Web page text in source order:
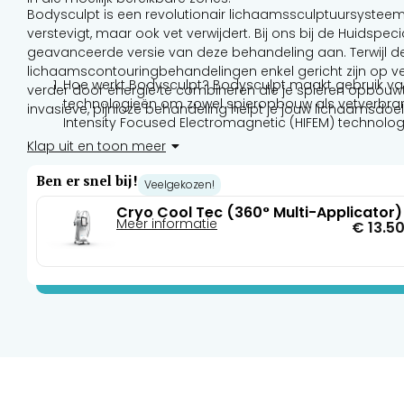
Bodysculpt is een revolutionair
verstevigt, maar ook vet verwijdert. Bij ons bij de
geavanceerde versie van deze behandeling aan. Terwijl
lichaamscontouringbehandelingen enkel gericht zijn op
verder door energie te combineren die je spieren
invasieve, pijnloze behandeling helpt je jouw
Hoe werkt Bodysculpt? Bodysculpt maakt gebruik
technologieën om zowel spieropbouw als
Intensity Focused Electromagnetic (HIFEM)
Deze technologie zorgt voor snelle
van oefeningen ervaren. Dit proces activeert de
spierherstelmechanismen, wat leidt tot een
Radiofrequente (RF) energie: Deze technologie
onder de huid, waardoor vetcellen worden
methode is niet alleen effectiever, maar ook
verwijderen, wordt je verbeterde spierdefinitie
Klap uit en toon meer
Ben er snel bij! Veelgekozen!
Cryo Cool Tec (360° Multi-Applicator)
Meer informatie €